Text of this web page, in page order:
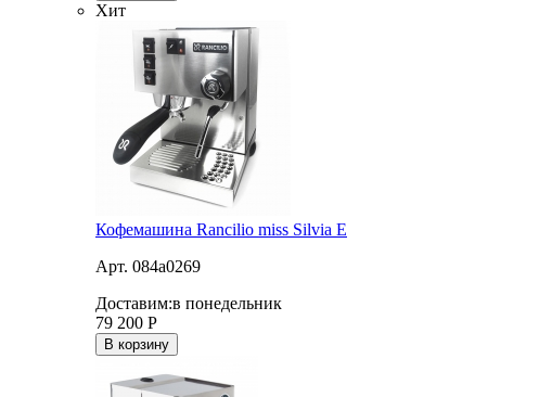
Хит
Кофемашина Rancilio miss Silvia E
Арт. 084a0269
Доставим:в понедельник
79 200 Р
В корзину